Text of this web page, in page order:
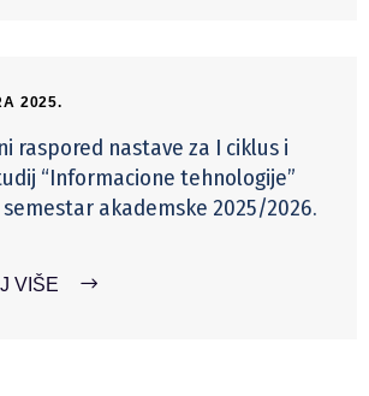
2025.
raspored nastave za I ciklus i
“Informacione tehnologije”
akademske 2025/2026.
VIŠE